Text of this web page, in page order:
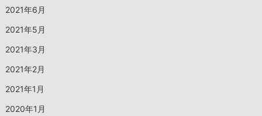
2021年6月
2021年5月
2021年3月
2021年2月
2021年1月
2020年1月